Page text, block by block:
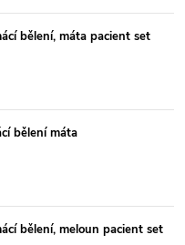
bělení, máta pacient set
bělení máta
bělení, meloun pacient set